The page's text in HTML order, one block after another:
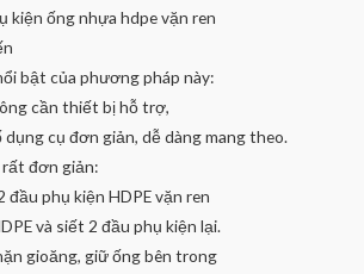
kiện ống nhựa hdpe vặn ren
bật của phương pháp này:
cần thiết bị hỗ trợ,
cụ đơn giản, dễ dàng mang theo.
đơn giản:
đầu phụ kiện HDPE vặn ren
và siết 2 đầu phụ kiện lại.
gioăng, giữ ống bên trong